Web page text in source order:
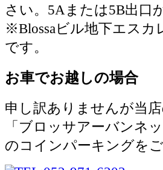
さい。5Aまたは5B出口
※Blossaビル地下エスカ
です。
お車でお越しの場合
申し訳ありませんが当
「ブロッサアーバンネ
のコインパーキングを